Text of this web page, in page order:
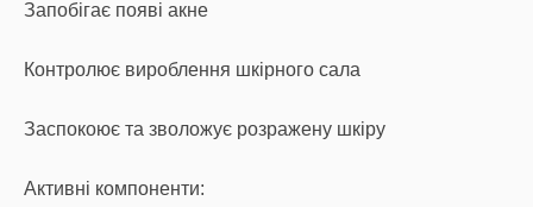
Запобігає появі акне
Контролює вироблення шкірного сала
Заспокоює та зволожує розражену шкіру
Активні компоненти: